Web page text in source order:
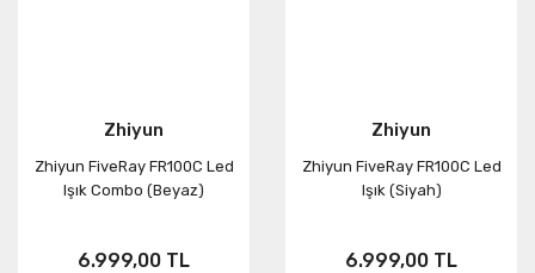
Zhiyun
Zhiyun FiveRay FR100C Led
Işık Combo (Beyaz)
6.999,00 TL
Zhiyun
Zhiyun FiveRay FR100C Led
Işık (Siyah)
6.999,00 TL